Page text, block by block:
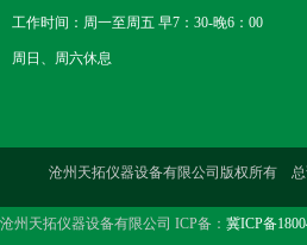
工作时间：周一至周五 早7：30-晚6：00
周日、周六休息
沧州天拓仪器设备有限公司版权所有 总
沧州天拓仪器设备有限公司 ICP备： 冀ICP备